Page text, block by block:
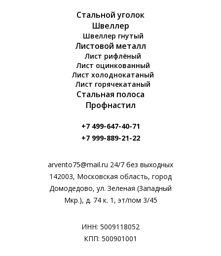
Стальной уголок
Швеллер
Швеллер гнутый
Листовой металл
Лист рифлёный
Лист оцинкованный
Лист холоднокатаный
Лист горячекатаный
Стальная полоса
Профнастил
+7 499-647-40-71
+7 999-889-21-22
arvento75@mail.ru 24/7 без выходных
142003, Московская область, город
Домодедово, ул. Зеленая (Западный
Мкр.), д. 74 к. 1, эт/пом 3/45
ИНН: 5009118052
КПП: 500901001